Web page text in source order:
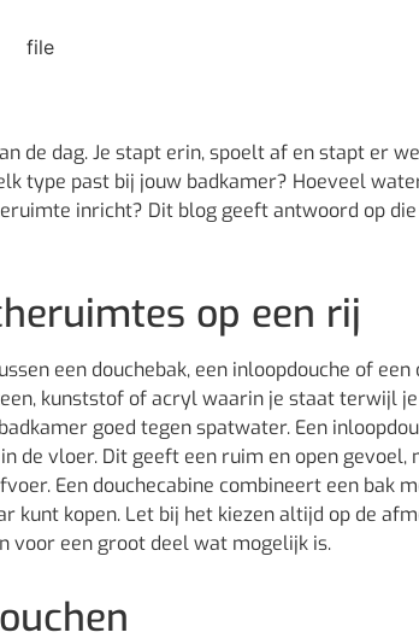
de dag. Je stapt erin, spoelt af en stapt er
type past bij jouw badkamer? Hoeveel
inricht? Dit blog geeft antwoord op
op een rij
een douchebak, een inloopdouche of een
kunststof of acryl waarin je staat terwijl
goed tegen spatwater. Een
de vloer. Dit geeft een ruim en open
Een douchecabine combineert een bak
kunt kopen. Let bij het kiezen altijd op de
voor een groot deel wat mogelijk is.